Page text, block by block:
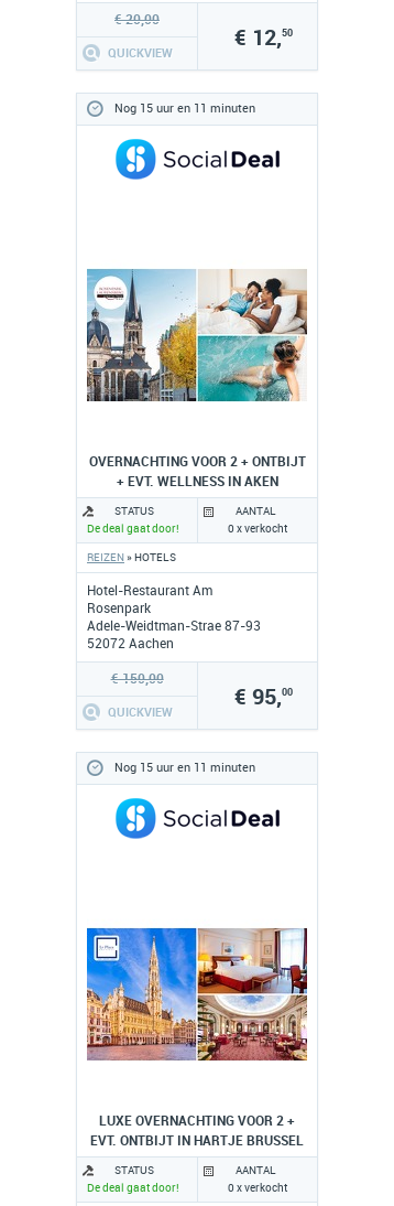
€ 20,00
QUICKVIEW
€ 12,50
Nog 15 uur en 11 minuten
OVERNACHTING VOOR 2 + ONTBIJT
+ EVT. WELLNESS IN AKEN
Hotel-Restaurant Am
Rosenpark
Adele-Weidtman-Strae 87-93
52072 Aachen
www.hotel-rosenpark-
laurensberg.de
REIZEN» HOTELS
STATUS
De deal gaat door!
AANTAL
0 x verkocht
€ 150,00
QUICKVIEW
€ 95,00
Nog 15 uur en 11 minuten
LUXE OVERNACHTING VOOR 2 +
EVT. ONTBIJT IN HARTJE BRUSSEL
STATUS
De deal gaat door!
AANTAL
0 x verkocht